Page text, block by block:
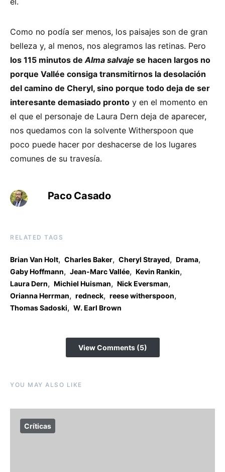
Como no podía ser menos, los paisajes son de gran
belleza y, al menos, nos alegramos las retinas. Pero
los 115 minutos de Alma salvaje se hacen largos no
porque Vallée consiga transmitirnos la desolación
del camino de Cheryl, sino porque todo deja de ser
interesante demasiado pronto y en el momento en
el que el personaje de Laura Dern deja de aparecer,
nos quedamos con la solvente Witherspoon que
poco puede hacer por deshacerse de los lugares
comunes de su travesía.
Paco Casado
RELATED TAGS
Brian Van Holt, Charles Baker, Cheryl Strayed, Drama,
Gaby Hoffmann, Jean-Marc Vallée, Kevin Rankin,
Laura Dern, Michiel Huisman, Nick Eversman,
Orianna Herrman, redneck, reese witherspoon,
Thomas Sadoski, W. Earl Brown
View Comments (5)
YOU MAY ALSO LIKE
Críticas